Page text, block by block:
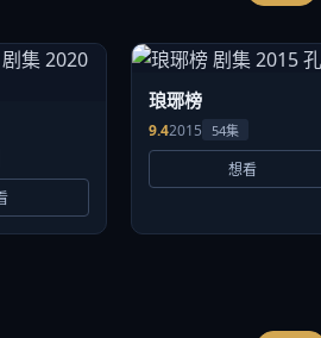
琅琊榜
9.42015 54集
想看